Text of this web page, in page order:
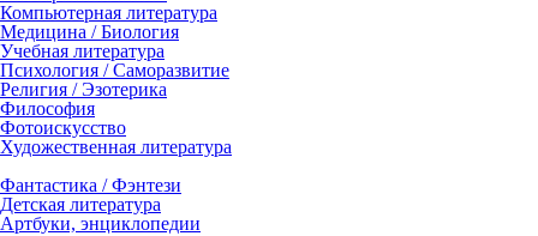
Компьютерная литература
Медицина / Биология
Учебная литература
Психология / Саморазвитие
Религия / Эзотерика
Философия
Фотоискусство
Художественная литература
Фантастика / Фэнтези
Детская литература
Артбуки, энциклопедии